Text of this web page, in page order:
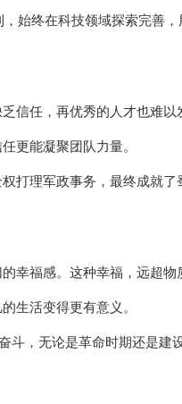
始终在科技领域探索完善，
信任，再优秀的人才也难以
更能凝聚团队力量。
打理军政事务，最终成就了
幸福感。这种幸福，远超物
生活变得更有意义。
斗，无论是革命时期还是建